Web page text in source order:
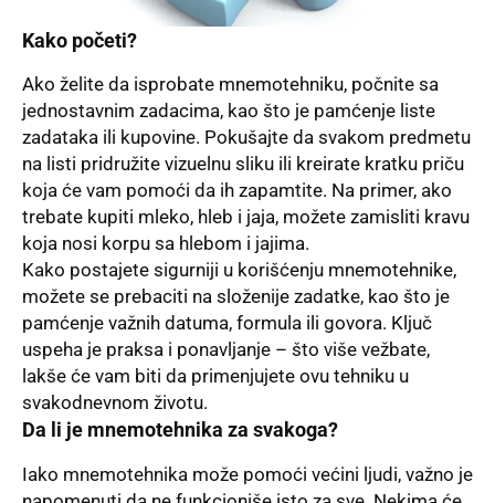
Kako početi?
Ako želite da isprobate mnemotehniku, počnite sa
jednostavnim zadacima, kao što je pamćenje liste
zadataka ili kupovine. Pokušajte da svakom predmetu
na listi pridružite vizuelnu sliku ili kreirate kratku priču
koja će vam pomoći da ih zapamtite. Na primer, ako
trebate kupiti mleko, hleb i jaja, možete zamisliti kravu
koja nosi korpu sa hlebom i jajima.
Kako postajete sigurniji u korišćenju mnemotehnike,
možete se prebaciti na složenije zadatke, kao što je
pamćenje važnih datuma, formula ili govora. Ključ
uspeha je praksa i ponavljanje – što više vežbate,
lakše će vam biti da primenjujete ovu tehniku u
svakodnevnom životu.
Da li je mnemotehnika za svakoga?
Iako mnemotehnika može pomoći većini ljudi, važno je